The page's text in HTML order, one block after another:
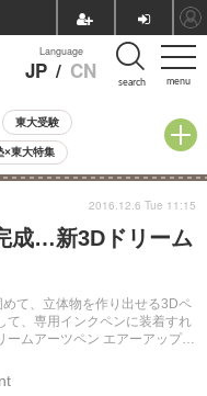
menu
Language
JP / CN search
東大受験
×東大特集
小学校受験
人気記事
成…新3Dドリーム
て、立体物を作り出せる3Dペ
て、専用インクペンに装着すれ
ームアーツペン エアーアップ
2016.12.6 Tue 11:15